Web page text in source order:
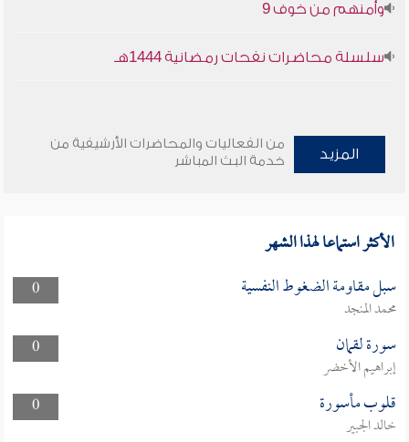
وأمنهم من خوف 9
سلسلة محاضرات نفحات رمضانية 1444هـ
المزيد
من الفعاليات والمحاضرات الأرشيفية من
خدمة البث المباشر
الأكثر استماعا لهذا الشهر
0 سبل مقاومة الضغوط النفسية
محمد المنجد
0
سورة لقمان
إبراهيم الأخضر
0
قلوب مأسورة
خالد الجبير